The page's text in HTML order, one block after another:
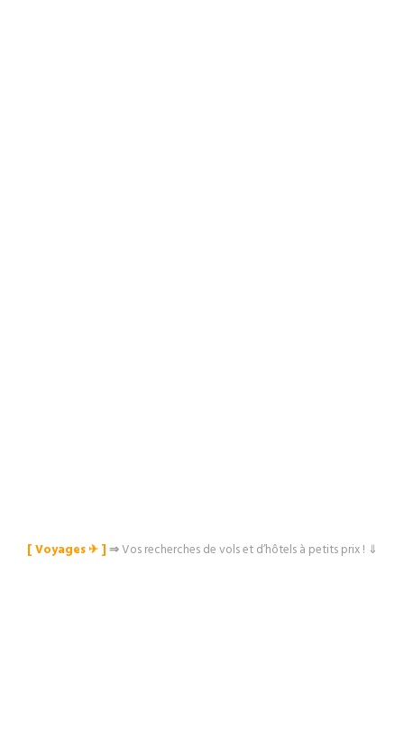
[ Voyages ✈︎ ]⇒Vos recherches de vols et d’hôtels à petits prix ! ⇓